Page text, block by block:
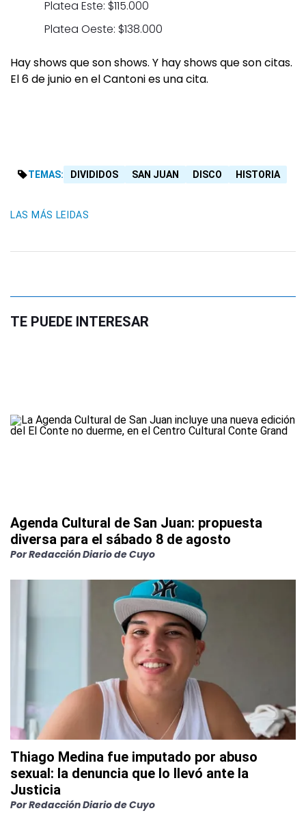
Platea Este: $115.000
Platea Oeste: $138.000
Hay shows que son shows. Y hay shows que son citas.
El 6 de junio en el Cantoni es una cita.
TEMAS: DIVIDIDOS SAN JUAN DISCO HISTORIA
LAS MÁS LEIDAS
TE PUEDE INTERESAR
Agenda Cultural de San Juan: propuesta
diversa para el sábado 8 de agosto
PorRedacción Diario de Cuyo
Thiago Medina fue imputado por abuso
sexual: la denuncia que lo llevó ante la
Justicia
PorRedacción Diario de Cuyo